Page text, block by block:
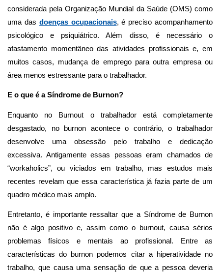
considerada pela Organização Mundial da Saúde (OMS) como
uma das doenças ocupacionais, é preciso acompanhamento
psicológico e psiquiátrico. Além disso, é necessário o
afastamento momentâneo das atividades profissionais e, em
muitos casos, mudança de emprego para outra empresa ou
área menos estressante para o trabalhador.
E o que é a Síndrome de Burnon?
Enquanto no Burnout o trabalhador está completamente
desgastado, no burnon acontece o contrário, o trabalhador
desenvolve uma obsessão pelo trabalho e dedicação
excessiva. Antigamente essas pessoas eram chamados de
“workaholics”, ou viciados em trabalho, mas estudos mais
recentes revelam que essa característica já fazia parte de um
quadro médico mais amplo.
Entretanto, é importante ressaltar que a Síndrome de Burnon
não é algo positivo e, assim como o burnout, causa sérios
problemas físicos e mentais ao profissional. Entre as
características do burnon podemos citar a hiperatividade no
trabalho, que causa uma sensação de que a pessoa deveria